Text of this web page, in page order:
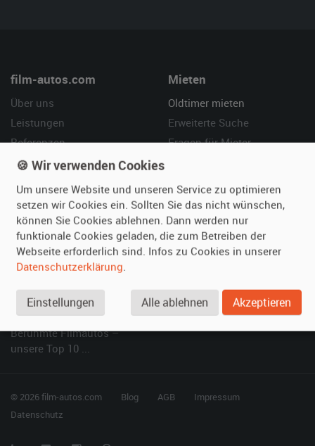
film-autos.com
Über uns
Leistungen
Referenzen
Kundenmeinungen
Mieten
Oldtimer mieten
Erweiterte Suche
Fragen für Mieter
Vermieten
Oldtimer anmelden
Fotos senden
Fragen für Vermieter
Hilfe
Häufige Fragen (FAQ)
So funktioniert's
SPECIAL
Berühmte Filmautos –
unsere Top 10 ...
© 2026 film-autos.com Blog AGB
Impressum
Datenschutz
🍪 Wir verwenden Cookies
Um unsere Website und unseren Service zu optimieren
setzen wir Cookies ein. Sollten Sie das nicht wünschen,
können Sie Cookies ablehnen. Dann werden nur
funktionale Cookies geladen, die zum Betreiben der
Webseite erforderlich sind. Infos zu Cookies in unserer
Datenschutzerklärung.
Einstellungen Alle ablehnen Akzeptieren